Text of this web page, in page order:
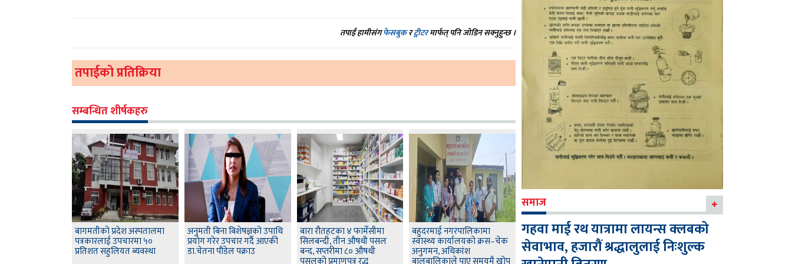
तपाईं हामीसंगफेसबुकरट्वीटरमार्फत् पनि जोडिन सक्नुहुन्छ ।
तपाईको प्रतिक्रिया
सम्बन्धित शीर्षकहरु
बागमतीको प्रदेश अस्पतालमा
पत्रकारलाई उपचारमा ५०
प्रतिशत सहुलियत ब्यवस्था
अनुमती बिना बिशेषज्ञको उपाधि
प्रयोग गरेर उपचार गर्दै आएकी
डा.चेतना पौडेल पक्राउ
बारा रौतहटका ४ फार्मेसीमा
सिलबन्दी, तीन औषधी पसल
बन्द, सप्तरीमा ८० औषधी
बहुदरमाई नगरपालिकामा
स्वास्थ्य कार्यालयको क्रस–चेक
अनुगमन, अधिकांश
समाज
गहवा माई रथ यात्रामा लायन्स क्लबको
सेवाभाव, हजारौं श्रद्धालुलाई निःशुल्क